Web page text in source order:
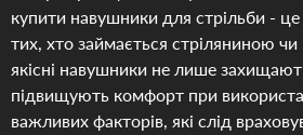
купити навушники для стрільби -
тих, хто займається стріляниною
якісні навушники не лише
підвищують комфорт при
важливих факторів, які слід